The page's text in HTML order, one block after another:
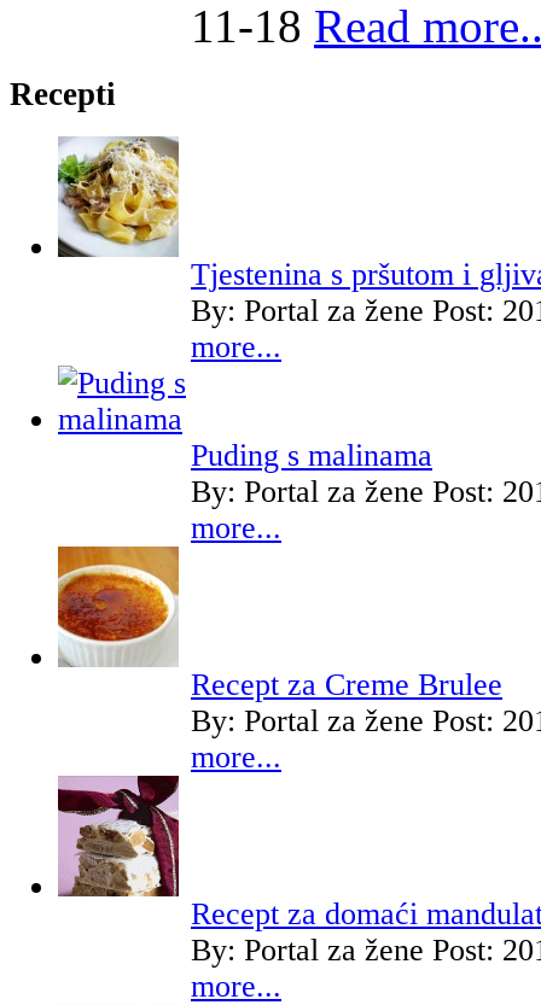
11-18 Read
Recepti
Tjestenina s pršutom i
By: Portal za žene Post:
more...
Puding s malinama
By: Portal za žene Post:
more...
Recept za Creme Brulee
By: Portal za žene Post:
more...
Recept za domaći
By: Portal za žene Post:
more...